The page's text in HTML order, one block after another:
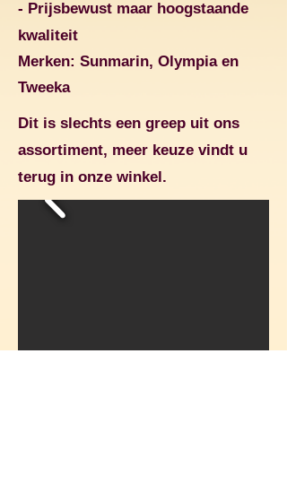
- Prijsbewust maar hoogstaande
kwaliteit
Merken: Sunmarin, Olympia en
Tweeka
Dit is slechts een greep uit ons
assortiment, meer keuze vindt u
terug in onze winkel.